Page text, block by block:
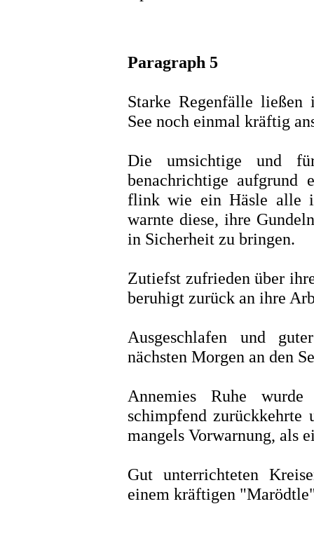
Paragraph 5
Starke Regenfälle ließen
See noch einmal kräftig
Die umsichtige und
benachrichtige aufgrund
flink wie ein Häsle alle
warnte diese, ihre
in Sicherheit zu bringen.
Zutiefst zufrieden über
beruhigt zurück an ihre
Ausgeschlafen und
nächsten Morgen an den
Annemies Ruhe
schimpfend zurückkehrte
mangels Vorwarnung, als
Gut unterrichteten
einem kräftigen